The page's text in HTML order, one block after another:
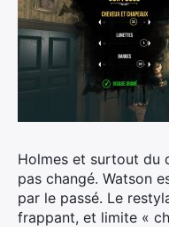
Holmes et surtout du
pas changé. Watson
par le passé. Le
frappant, et limite «